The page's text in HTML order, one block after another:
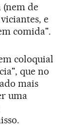
(nem de
e
comida".
coloquial
que no
mais
uma